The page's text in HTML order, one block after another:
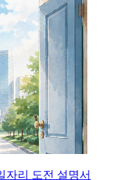
자리 도전 설명서